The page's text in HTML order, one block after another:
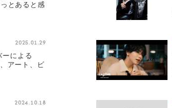
とあると感
2025.01.29
ーによる
アート、ビ
2024.10.18